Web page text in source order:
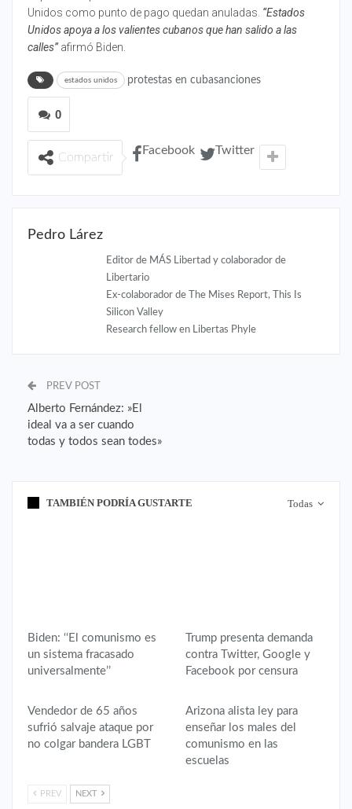
Unidos como punto de pago quedan anuladas. ‘‘Estados
Unidos apoya a los valientes cubanos que han salido a las
calles’’afirmó Biden.
estados unidos protestas en cubasanciones
0
Compartir
Facebook Twitter
Pedro Lárez
Editor de MÁS Libertad y colaborador de
Libertario
Ex-colaborador de The Mises Report, This Is
Silicon Valley
Research fellow en Libertas Phyle
PREV POST
Alberto Fernández: »El
ideal va a ser cuando
todas y todos sean todes»
Todas
TAMBIÉN PODRÍA GUSTARTE
Biden: ‘‘El comunismo es
un sistema fracasado
universalmente’’
Trump presenta demanda
contra Twitter, Google y
Facebook por censura
Vendedor de 65 años
sufrió salvaje ataque por
no colgar bandera LGBT
Arizona alista ley para
enseñar los males del
comunismo en las
escuelas
PREV NEXT